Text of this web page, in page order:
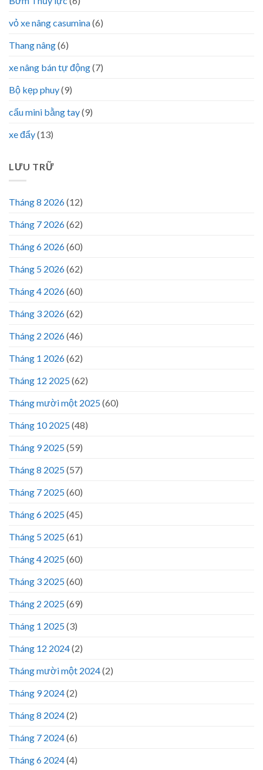
vỏ xe nâng casumina(6)
Thang nâng(6)
xe nâng bán tự động(7)
Bộ kẹp phuy(9)
cẩu mini bằng tay(9)
xe đẩy(13)
LƯU TRỮ
Tháng 8 2026(12)
Tháng 7 2026(62)
Tháng 6 2026(60)
Tháng 5 2026(62)
Tháng 4 2026(60)
Tháng 3 2026(62)
Tháng 2 2026(46)
Tháng 1 2026(62)
Tháng 12 2025(62)
Tháng mười một 2025(60)
Tháng 10 2025(48)
Tháng 9 2025(59)
Tháng 8 2025(57)
Tháng 7 2025(60)
Tháng 6 2025(45)
Tháng 5 2025(61)
Tháng 4 2025(60)
Tháng 3 2025(60)
Tháng 2 2025(69)
Tháng 1 2025(3)
Tháng 12 2024(2)
Tháng mười một 2024(2)
Tháng 9 2024(2)
Tháng 8 2024(2)
Tháng 7 2024(6)
Tháng 6 2024(4)